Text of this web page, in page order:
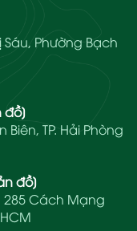
Sáu, Phường Bạch
đồ]
TP. Hải Phòng
đồ]
285 Cách Mạng